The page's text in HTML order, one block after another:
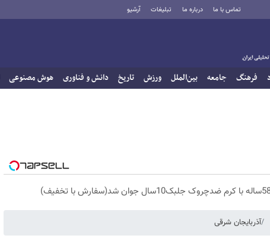
تماس با ما درباره ما تبلیغات آرشیو
فرهنگ جامعه بین‌الملل ورزش تاریخ دانش و فناوری هوش مصنوعی
آذربایجان شرقی